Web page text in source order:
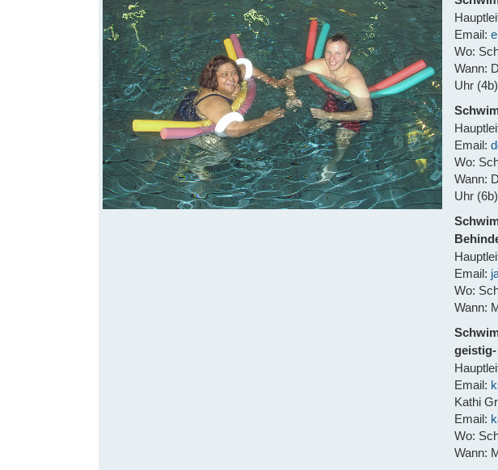
Email:
Wo:
Wann:
Uhr (4b)
Email:
Wo:
Wann:
Uhr (6b)
Email:
Wo:
Wann:
Email:
Kathi
Email:
Wo:
Wann: